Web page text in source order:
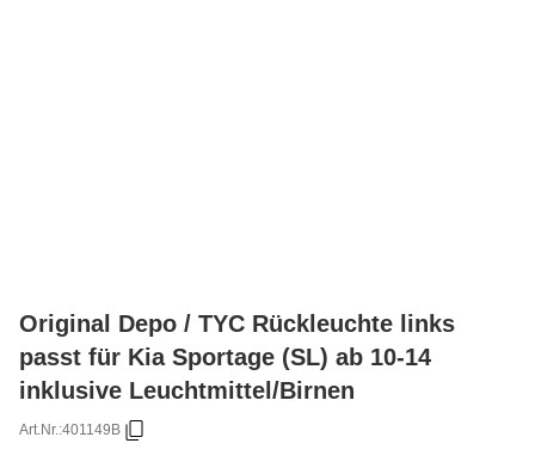
Original Depo / TYC Rückleuchte links
passt für Kia Sportage (SL) ab 10-14
inklusive Leuchtmittel/Birnen
Art.Nr.:401149B